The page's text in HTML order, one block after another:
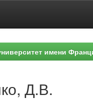
имени
Д.В.